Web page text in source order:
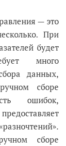
— это
При
будет
много
данных,
сборе
ошибок,
сборе